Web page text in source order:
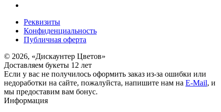
Реквизиты
Конфиденциальность
Публичная оферта
© 2026, «Дискаунтер Цветов»
Доставляем букеты 12 лет
Если у вас не получилось оформить заказ из-за ошибки или
недоработки на сайте, пожалуйста, напишите нам на E-Mail, и
мы предоставим вам бонус.
Информация